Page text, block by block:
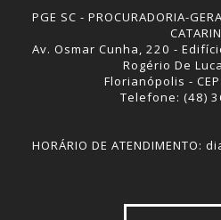
PGE SC - PROCURADORIA-
Av. Osmar Cunha, 220 -
Rogério De
Florianópolis -
Telefone: (48)
HORÁRIO DE